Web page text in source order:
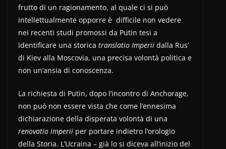
frutto di un ragionamento, al quale ci si può
intellettualmente opporre è difficile non vedere
nei recenti studi promossi da Putin tesi a
identificare una storica translatio Imperii dalla Rus’
di Kiev alla Moscovia, una precisa volontà politica e
non un’ansia di conoscenza.
La richiesta di Putin, dopo l’incontro di Anchorage,
non può non essere vista che come l’ennesima
dichiarazione della disperata volontà di una
renovatio imperii per portare indietro l’orologio
della Storia. L’Ucraina – già lo si diceva all’inizio del